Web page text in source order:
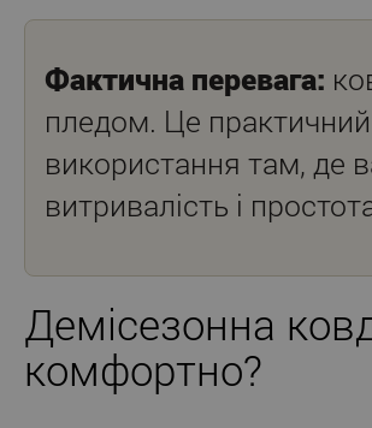
Фактична перевага:
пледом. Це
використання там, де
витривалість і
Демісезонна
комфортно?